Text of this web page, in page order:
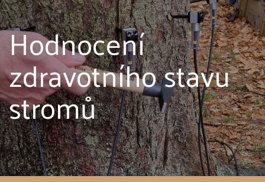
Hodnocení
zdravotního stavu
stromů